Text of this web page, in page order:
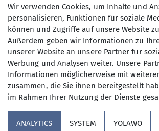
Hiermit erkläre ich mich
meine in das Kontaktformular
Daten elektronisch gesichert
der Kontaktaufnahme
genutzt werden. Mir ist
meine Einwilligung jederzeit
kann. *
Mit (*) markierte Felder
Wir verwenden Cookies, um Inhalte und
personalisieren, Funktionen für soziale
können und Zugriffe auf unsere Website
Außerdem geben wir Informationen zu
unserer Website an unsere Partner für
Werbung und Analysen weiter. Unsere
Informationen möglicherweise mit
zusammen, die Sie ihnen bereitgestellt
im Rahmen Ihrer Nutzung der Dienste
ANALYTICS SYSTEM YOLAWO